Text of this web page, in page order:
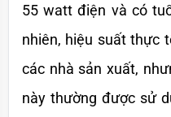
55 watt điện và có
nhiên, hiệu suất thực
các nhà sản xuất,
này thường được sử